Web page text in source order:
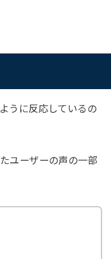
うに反応しているの
ユーザーの声の一部